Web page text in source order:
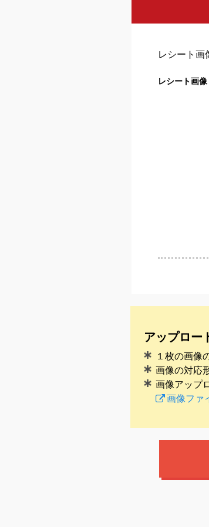
レシート画
レシート画像
アップロー
１枚の画像
画像の対応
画像アップ
画像ファ